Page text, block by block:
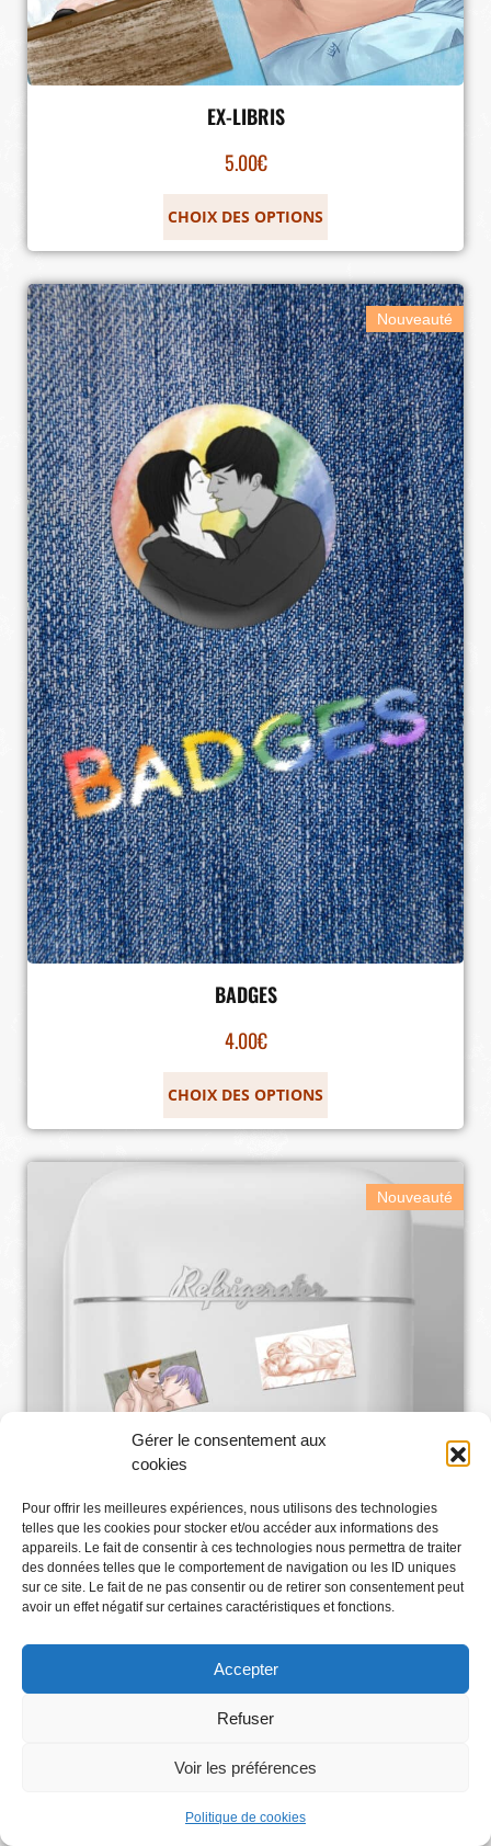
Gérer le consentement aux
cookies
Pour offrir les meilleures expériences, nous utilisons des technologies
telles que les cookies pour stocker et/ou accéder aux informations des
appareils. Le fait de consentir à ces technologies nous permettra de traiter
des données telles que le comportement de navigation ou les ID uniques
sur ce site. Le fait de ne pas consentir ou de retirer son consentement peut
avoir un effet négatif sur certaines caractéristiques et fonctions.
Accepter
Refuser
Voir les préférences
Politique de cookies
EX-LIBRIS
5.00€
CHOIX DES OPTIONS
Nouveauté
BADGES
4.00€
CHOIX DES OPTIONS
Nouveauté